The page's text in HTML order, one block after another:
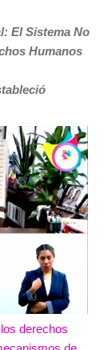
El Sistema No
Humanos
derechos